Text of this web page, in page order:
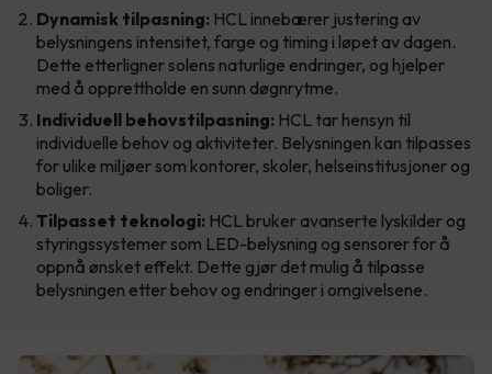
Dynamisk tilpasning: HCL innebærer justering av
belysningens intensitet, farge og timing i løpet av dagen.
Dette etterligner solens naturlige endringer, og hjelper
med å opprettholde en sunn døgnrytme.
Individuell behovstilpasning: HCL tar hensyn til
individuelle behov og aktiviteter. Belysningen kan tilpasses
for ulike miljøer som kontorer, skoler, helseinstitusjoner og
boliger.
Tilpasset teknologi: HCL bruker avanserte lyskilder og
styringssystemer som LED-belysning og sensorer for å
oppnå ønsket effekt. Dette gjør det mulig å tilpasse
belysningen etter behov og endringer i omgivelsene.